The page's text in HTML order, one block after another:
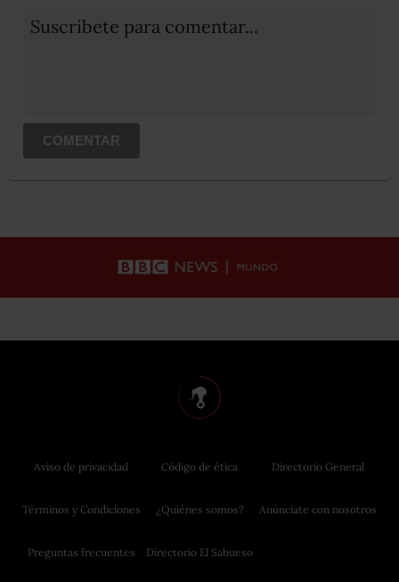
Suscribete para comentar...
COMENTAR
Aviso de privacidad
Términos y Condiciones
Preguntas frecuentes
Código de ética
¿Quiénes somos?
Directorio El Sabueso
Directorio General
Anúnciate con nosotros